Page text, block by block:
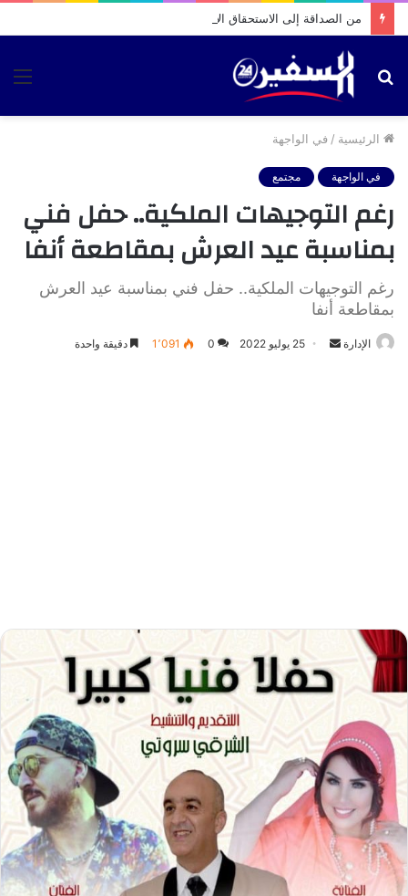
بحث
الرئيسية / في الواجهة
في الواجهة مجتمع
رغم التوجيهات الملكية.. حفل فني
بمناسبة عيد العرش بمقاطعة أنفا
رغم التوجيهات الملكية.. حفل فني بمناسبة عيد العرش
بمقاطعة أنفا
الإدارة
أرسل 25 يوليو 2022 0 1٬091 دقيقة واحدة